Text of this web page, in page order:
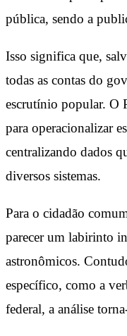
pública, sendo a
Isso significa que,
todas as contas do
escrutínio popular. O
para operacionalizar
centralizando dados
diversos sistemas.
Para o cidadão
parecer um labirinto
astronômicos.
específico, como a
federal, a análise